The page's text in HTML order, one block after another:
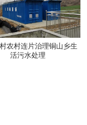
农村连片治理铜山乡生
活污水处理